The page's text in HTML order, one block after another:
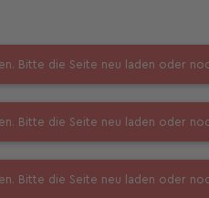
Bitte die Seite neu laden oder
Bitte die Seite neu laden oder
Bitte die Seite neu laden oder